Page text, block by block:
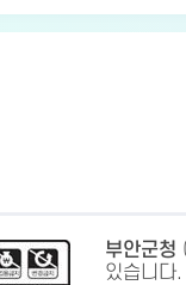
부안군청
있습니다.